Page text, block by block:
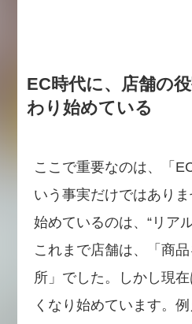
EC時代に、店舗の
わり始めている
ここで重要なのは、「
いう事実だけではあり
始めているのは、“リア
これまで店舗は、「商
所」でした。しかし現
くなり始めています。